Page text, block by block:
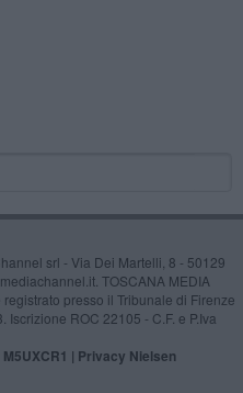
srl - Via Dei Martelli, 8 - 50129
TOSCANA MEDIA
presso il Tribunale di Firenze
Iscrizione ROC 22105 - C.F. e P.Iva
| Privacy Nielsen